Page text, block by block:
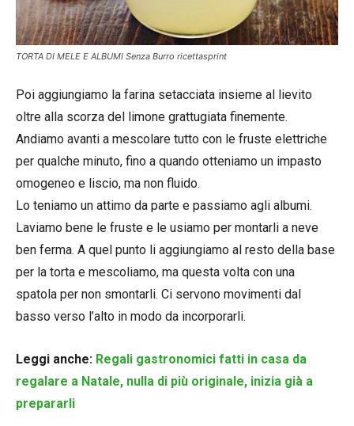
TORTA DI MELE E ALBUMI Senza Burro ricettasprint
Poi aggiungiamo la farina setacciata insieme al lievito
oltre alla scorza del limone grattugiata finemente.
Andiamo avanti a mescolare tutto con le fruste elettriche
per qualche minuto, fino a quando otteniamo un impasto
omogeneo e liscio, ma non fluido.
Lo teniamo un attimo da parte e passiamo agli albumi.
Laviamo bene le fruste e le usiamo per montarli a neve
ben ferma. A quel punto li aggiungiamo al resto della base
per la torta e mescoliamo, ma questa volta con una
spatola per non smontarli. Ci servono movimenti dal
basso verso l’alto in modo da incorporarli.
Leggi anche: Regali gastronomici fatti in casa da
regalare a Natale, nulla di più originale, inizia già a
prepararli